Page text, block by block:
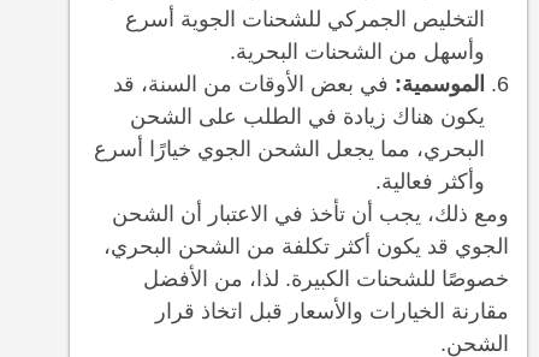
التخليص الجمركي للشحنات الجوية أسرع
وأسهل من الشحنات البحرية.
الموسمية: في بعض الأوقات من السنة، قد
يكون هناك زيادة في الطلب على الشحن
البحري، مما يجعل الشحن الجوي خيارًا أسرع
وأكثر فعالية.
ومع ذلك، يجب أن تأخذ في الاعتبار أن الشحن
الجوي قد يكون أكثر تكلفة من الشحن البحري،
خصوصًا للشحنات الكبيرة. لذا، من الأفضل
مقارنة الخيارات والأسعار قبل اتخاذ قرار
الشحن.